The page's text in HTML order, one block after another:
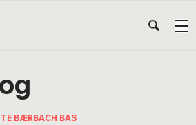
BÆRBACH BAS